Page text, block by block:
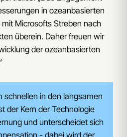
in ozeanbasierten
Microsofts Streben nach
überein. Daher freuen wir
der ozeanbasierten
schnellen in den langsamen
der Kern der Technologie
und unterscheidet sich